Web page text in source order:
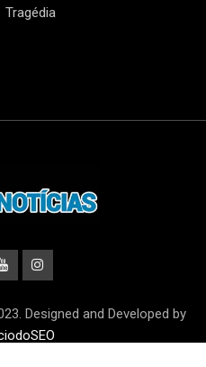
Tragédia
Designed and Developed by